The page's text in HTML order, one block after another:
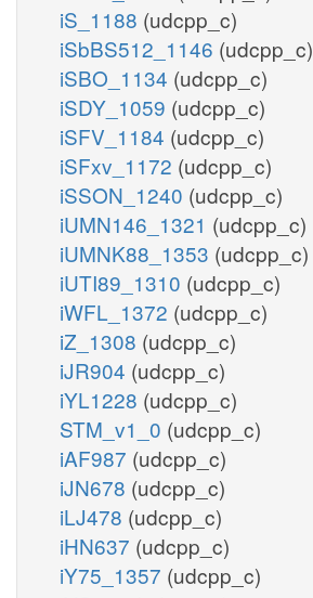
iS_1188 (udcpp_c)
iSbBS512_1146 (udcpp_c)
iSBO_1134 (udcpp_c)
iSDY_1059 (udcpp_c)
iSFV_1184 (udcpp_c)
iSFxv_1172 (udcpp_c)
iSSON_1240 (udcpp_c)
iUMN146_1321 (udcpp_c)
iUMNK88_1353 (udcpp_c)
iUTI89_1310 (udcpp_c)
iWFL_1372 (udcpp_c)
iZ_1308 (udcpp_c)
iJR904 (udcpp_c)
iYL1228 (udcpp_c)
STM_v1_0 (udcpp_c)
iAF987 (udcpp_c)
iJN678 (udcpp_c)
iLJ478 (udcpp_c)
iHN637 (udcpp_c)
iY75_1357 (udcpp_c)